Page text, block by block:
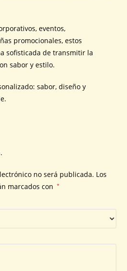
eventos,
promocionales, estos
sofisticada de transmitir la
sabor y estilo.
sabor, diseño y
no será publicada. Los
marcados con
*